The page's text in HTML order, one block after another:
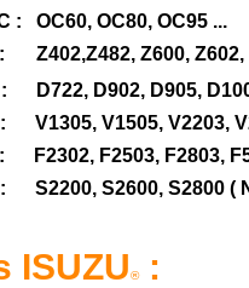
: OC60, OC80, OC95 ...
Z402,Z482, Z600, Z602,
D722, D902, D905,
V1305, V1505, V2203,
F2302, F2503, F2803,
S2200, S2600, S2800 (
ISUZU®: